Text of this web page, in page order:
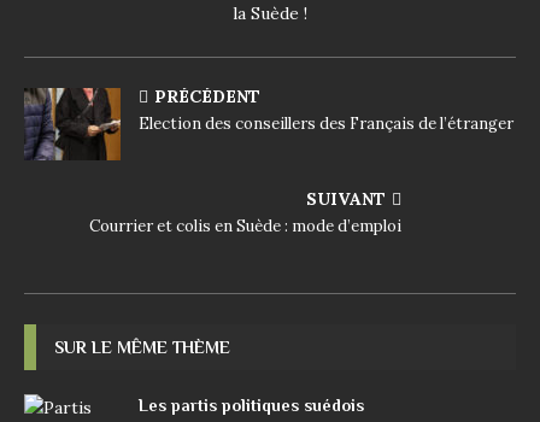
la Suède !
PRÉCÉDENT
Election des conseillers des Français de l’étranger
SUIVANT
Courrier et colis en Suède : mode d’emploi
SUR LE MÊME THÈME
Les partis politiques suédois